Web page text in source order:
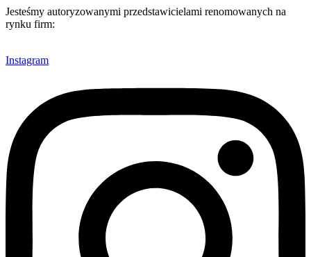
Jesteśmy autoryzowanymi przedstawicielami renomowanych na
rynku firm:
Instagram